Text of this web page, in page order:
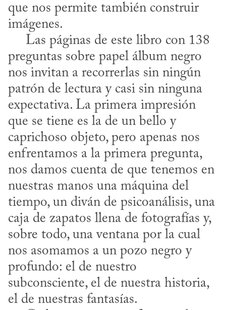
que nos permite también construir
imágenes.
preguntas sobre papel álbum negro
nos invitan a recorrerlas sin ningún
patrón de lectura y casi sin ninguna
expectativa. La primera impresión
que se tiene es la de un bello y
caprichoso objeto, pero apenas nos
enfrentamos a la primera pregunta,
nos damos cuenta de que tenemos en
nuestras manos una máquina del
tiempo, un diván de psicoanálisis, una
caja de zapatos llena de fotografías y,
sobre todo, una ventana por la cual
nos asomamos a un pozo negro y
profundo: el de nuestro
subconsciente, el de nuestra historia,
el de nuestras fantasías.